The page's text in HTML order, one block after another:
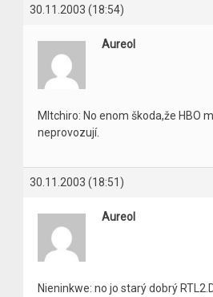
30.11.2003 (18:54)
Aureol
Mltchiro: No enom škoda,že HBO
neprovozují.
30.11.2003 (18:51)
Aureol
Nieninkwe: no jo starý dobrý